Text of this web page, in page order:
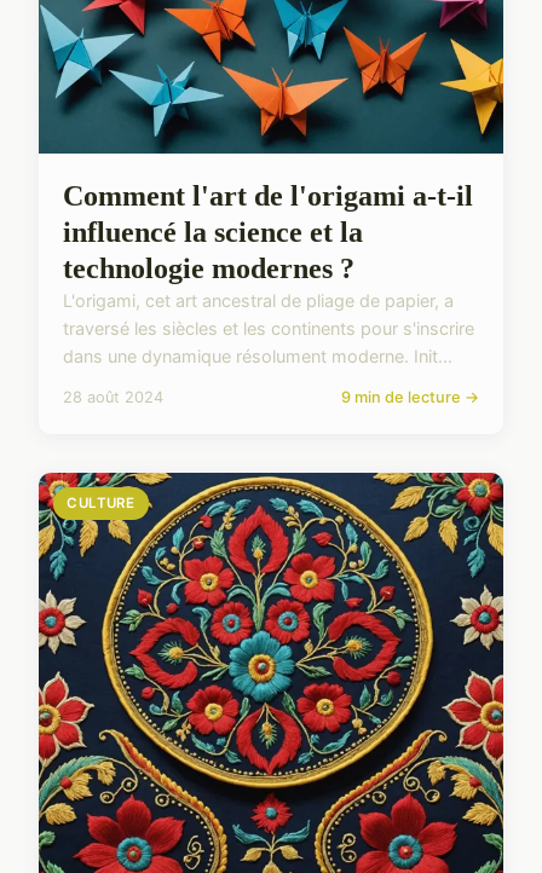
Comment l'art de l'origami a-t-il
influencé la science et la
technologie modernes ?
L'origami, cet art ancestral de pliage de papier, a
traversé les siècles et les continents pour s'inscrire
dans une dynamique résolument moderne. Init...
28 août 2024 9 min de lecture →
CULTURE